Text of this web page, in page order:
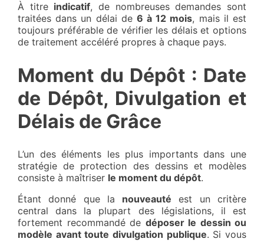
À titre indicatif, de nombreuses demandes sont
traitées dans un délai de 6 à 12 mois, mais il est
toujours préférable de vérifier les délais et options
de traitement accéléré propres à chaque pays.
Moment du Dépôt : Date
de Dépôt, Divulgation et
Délais de Grâce
L’un des éléments les plus importants dans une
stratégie de protection des dessins et modèles
consiste à maîtriser le moment du dépôt.
Étant donné que la nouveauté est un critère
central dans la plupart des législations, il est
fortement recommandé de déposer le dessin ou
modèle avant toute divulgation publique. Si vous